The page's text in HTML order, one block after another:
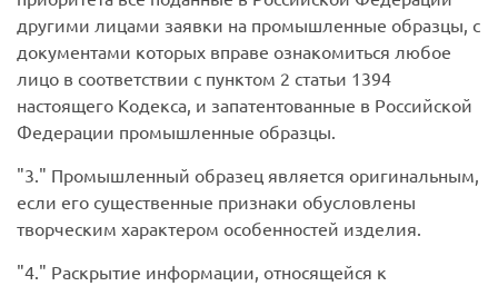
другими лицами заявки на промышленные образцы, с
документами которых вправе ознакомиться любое
лицо в соответствии с пунктом 2 статьи 1394
настоящего Кодекса, и запатентованные в Российской
Федерации промышленные образцы.
3.
Промышленный образец является оригинальным,
если его существенные признаки обусловлены
творческим характером особенностей изделия.
4.
Раскрытие информации, относящейся к